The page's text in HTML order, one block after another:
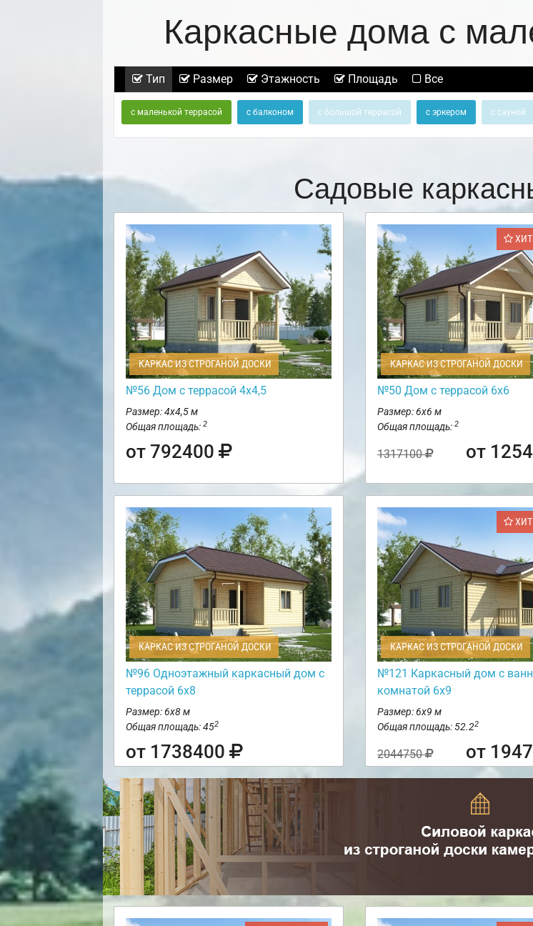
Каркасные дома с
Тип Размер Этажность Площадь Все
с маленькой террасой с балконом с большой террасой с эркером с сауной
Садовые
КАРКАС ИЗ СТРОГАНОЙ ДОСКИ
№56 Дом с террасой 4х4,5
Размер: 4х4,5 м
Общая площадь: 2
от 792400
КАРКАС ИЗ СТРОГАНОЙ ДОСКИ
№50 Дом с террасой 6х6
Размер: 6х6 м
Общая площадь: 2
1317100 от
КАРКАС ИЗ СТРОГАНОЙ ДОСКИ
№96 Одноэтажный каркасный дом с
террасой 6х8
Размер: 6х8 м
Общая площадь: 452
от 1738400
КАРКАС ИЗ СТРОГАНОЙ ДОСКИ
№121 Каркасный дом с
комнатой 6х9
Размер: 6х9 м
Общая площадь: 52.22
2044750 от